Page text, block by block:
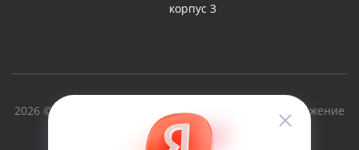
корпус 3
2026 © Вольный Ветер - производство судов и снаряжение
для туризма с 1997г.